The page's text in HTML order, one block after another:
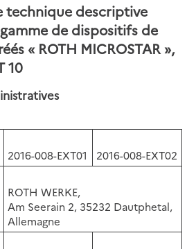
technique descriptive
de dispositifs de
« ROTH MICROSTAR »,
10
2016-008-EXT01 2016-008-EXT02
ROTH WERKE,
Am Seerain 2, 35232 Dautphetal,
Allemagne